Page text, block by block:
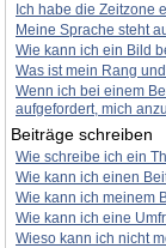
Ich habe die Zeitzone
Meine Sprache steht
Wie kann ich ein Bild
Was ist mein Rang
Wenn ich bei einem
aufgefordert, mich
Beiträge schreiben
Wie schreibe ich ein
Wie kann ich einen
Wie kann ich meinem
Wie kann ich eine
Wieso kann ich nicht